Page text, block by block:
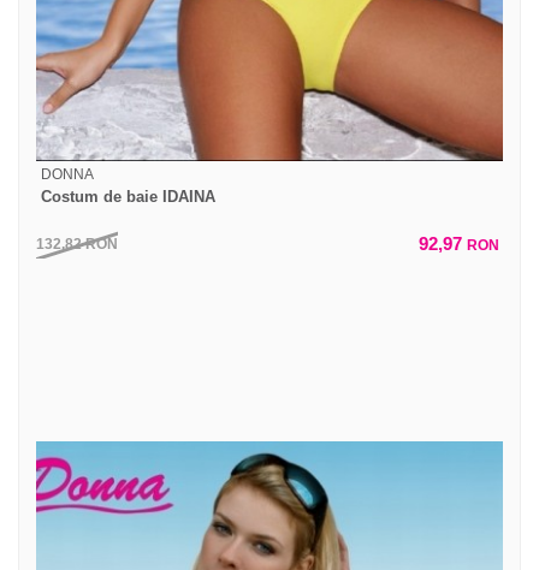
DONNA
Costum de baie IDAINA
132,82RON 92,97 RON